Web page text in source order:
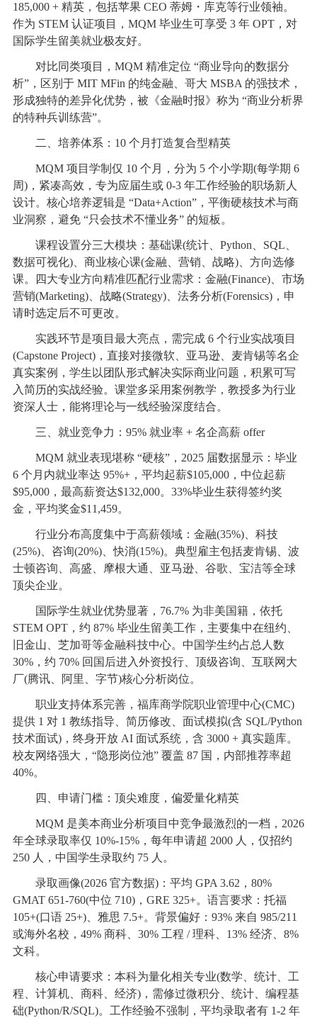
185,000 + 精英，包括苹果 CEO 蒂姆・库克等行业领袖。
作为 STEM 认证项目，MQM 毕业生可享受 3 年 OPT，对
国际学生留美就业极友好。
对比同类项目，MQM 精准定位 “商业导向的数据分
析”，区别于 MIT MFin 的纯金融、哥大 MSBA 的强技术，
形成独特的差异化优势，被《金融时报》称为 “商业分析界
的特种兵训练营”。
二、培养体系：10 个月打造复合型精英
MQM 项目学制仅 10 个月，分为 5 个小学期(每学期 6
周)，紧凑高效，专为应届生或 0-3 年工作经验的职场新人
设计。核心培养逻辑是 “Data+Action”，平衡硬核技术与商
业洞察，避免 “只会技术不懂业务” 的短板。
课程设置分三大模块：基础课(统计、Python、SQL、
数据可视化)、商业核心课(金融、营销、战略)、方向选修
课。四大专业方向精准匹配行业需求：金融(Finance)、市场
营销(Marketing)、战略(Strategy)、法务分析(Forensics)，申
请时选定后不可更改。
实践环节是项目最大亮点，需完成 6 个行业实战项目
(Capstone Project)，直接对接微软、亚马逊、麦肯锡等名企
真实案例，学生以团队形式解决实际商业问题，积累可写
入简历的实战经验。课堂多采用案例教学，教授多为行业
资深人士，能将理论与一线经验深度结合。
三、就业竞争力：95% 就业率 + 名企高薪 offer
MQM 就业表现堪称 “硬核”，2025 届数据显示：毕业
6 个月内就业率达 95%+，平均起薪$105,000，中位起薪
$95,000，最高薪资达$132,000。33%毕业生获得签约奖
金，平均奖金$11,459。
行业分布高度集中于高薪领域：金融(35%)、科技
(25%)、咨询(20%)、快消(15%)。典型雇主包括麦肯锡、波
士顿咨询、高盛、摩根大通、亚马逊、谷歌、宝洁等全球
顶尖企业。
国际学生就业优势显著，76.7% 为非美国籍，依托
STEM OPT，约 87% 毕业生留美工作，主要集中在纽约、
旧金山、芝加哥等金融科技中心。中国学生约占总人数
30%，约 70% 回国后进入外资投行、顶级咨询、互联网大
厂(腾讯、阿里、字节)核心分析岗位。
职业支持体系完善，福库商学院职业管理中心(CMC)
提供 1 对 1 教练指导、简历修改、面试模拟(含 SQL/Python
技术面试)，终身开放 AI 面试系统，含 3000 + 真实题库。
校友网络强大，“隐形岗位池” 覆盖 87 国，内部推荐率超
40%。
四、申请门槛：顶尖难度，偏爱量化精英
MQM 是美本商业分析项目中竞争最激烈的一档，2026
年全球录取率仅 10%-15%，每年申请超 2000 人，仅招约
250 人，中国学生录取约 75 人。
录取画像(2026 官方数据)：平均 GPA 3.62，80%
GMAT 651-760(中位 710)，GRE 325+。语言要求：托福
105+(口语 25+)、雅思 7.5+。背景偏好：93% 来自 985/211
或海外名校，49% 商科、30% 工程 / 理科、13% 经济、8%
文科。
核心申请要求：本科为量化相关专业(数学、统计、工
程、计算机、商科、经济)，需修过微积分、统计、编程基
础(Python/R/SQL)。工作经验不强制，平均录取者有 1-2 年